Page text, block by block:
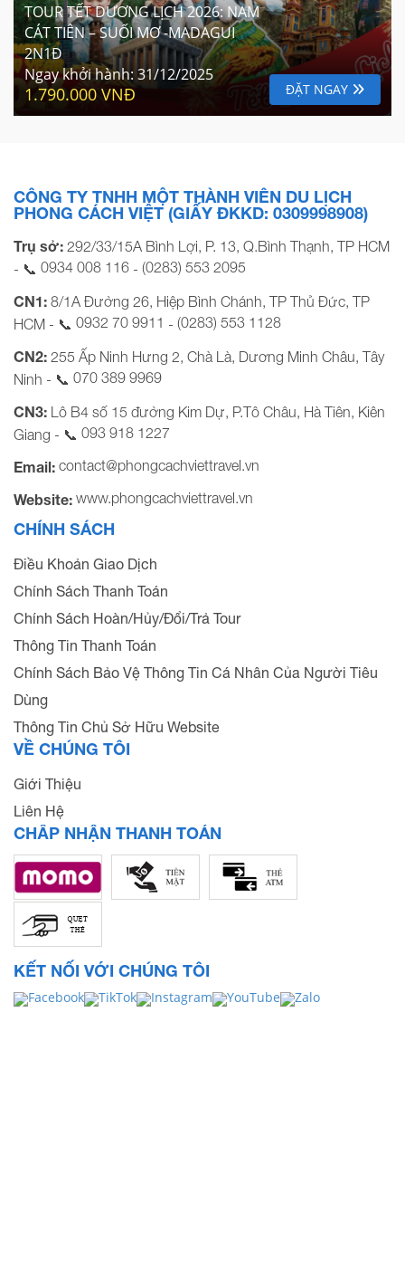
TOUR TẾT DƯƠNG LỊCH 2026: NAM
CÁT TIÊN – SUỐI MƠ -MADAGUI
2N1Đ
Ngay khởi hành: 31/12/2025
1.790.000 VNĐ ĐẶT NGAY
CÔNG TY TNHH MỘT THÀNH VIÊN DU LỊCH
PHONG CÁCH VIỆT (GIẤY ĐKKD: 0309998908)
Trụ sở: 292/33/15A Bình Lợi, P. 13, Q.Bình Thạnh, TP HCM
- 📞 0934 008 116 - (0283) 553 2095
CN1: 8/1A Đường 26, Hiệp Bình Chánh, TP Thủ Đức, TP
HCM - 📞 0932 70 9911 - (0283) 553 1128
CN2: 255 Ấp Ninh Hưng 2, Chà Là, Dương Minh Châu, Tây
Ninh - 📞 070 389 9969
CN3: Lô B4 số 15 đường Kim Dự, P.Tô Châu, Hà Tiên, Kiên
Giang - 📞 093 918 1227
Email: contact@phongcachviettravel.vn
Website: www.phongcachviettravel.vn
CHÍNH SÁCH
Điều Khoản Giao Dịch
Chính Sách Thanh Toán
Chính Sách Hoàn/Hủy/Đổi/Trả Tour
Thông Tin Thanh Toán
Chính Sách Bảo Vệ Thông Tin Cá Nhân Của Người Tiêu
Dùng
Thông Tin Chủ Sở Hữu Website
VỀ CHÚNG TÔI
Giới Thiệu
Liên Hệ
CHẤP NHẬN THANH TOÁN
KẾT NỐI VỚI CHÚNG TÔI